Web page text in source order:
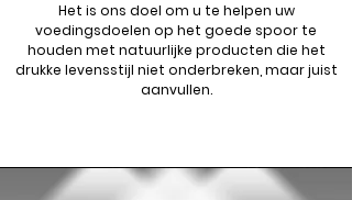
Het is ons doel om u te helpen uw
voedingsdoelen op het goede spoor te
houden met natuurlijke producten die het
drukke levensstijl niet onderbreken, maar juist
aanvullen.